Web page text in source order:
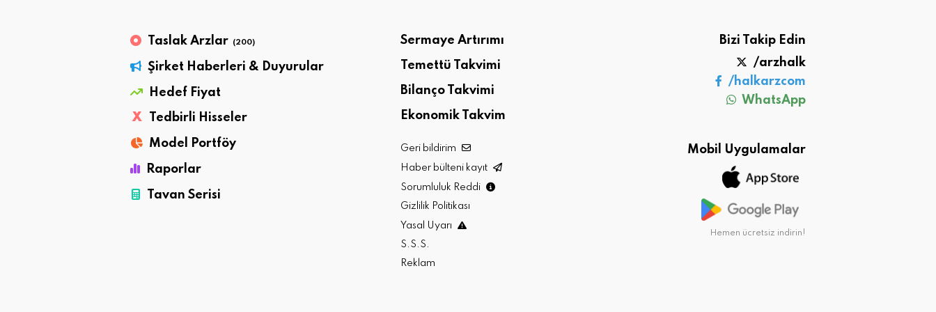
Taslak Arzlar (200)
Şirket Haberleri & Duyurular
Hedef Fiyat
X
Tedbirli Hisseler
Model Portföy
Raporlar
Tavan Serisi
Sermaye Artırımı
Temettü Takvimi
Bilanço Takvimi
Ekonomik Takvim
Geri bildirim
Haber bülteni kayıt
Sorumluluk Reddi
Gizlilik Politikası
Yasal Uyarı
S.S.S.
Reklam
Bizi Takip Edin
/arzhalk
/halkarzcom
WhatsApp
Mobil Uygulamalar
Hemen ücretsiz indirin!